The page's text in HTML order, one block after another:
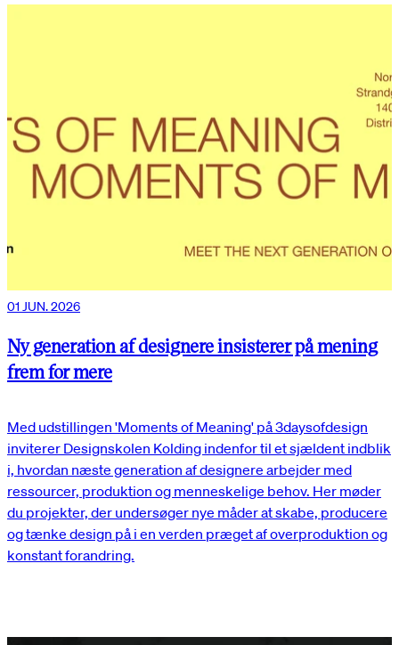
01 JUN. 2026
Ny generation af designere insisterer på mening
frem for mere
Med udstillingen 'Moments of Meaning' på 3daysofdesign
inviterer Designskolen Kolding indenfor til et sjældent indblik
i, hvordan næste generation af designere arbejder med
ressourcer, produktion og menneskelige behov. Her møder
du projekter, der undersøger nye måder at skabe, producere
og tænke design på i en verden præget af overproduktion og
konstant forandring.